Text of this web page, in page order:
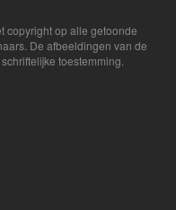
copyright op alle getoonde
De afbeeldingen van de
toestemming.